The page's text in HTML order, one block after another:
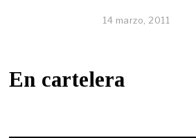
14 marzo, 2011
En cartelera